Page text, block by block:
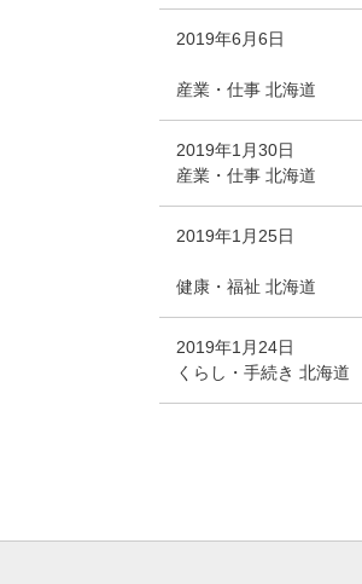
2019年6月6日
産業・仕事 北海道
2019年1月30日
産業・仕事 北海道
2019年1月25日
健康・福祉 北海道
2019年1月24日
くらし・手続き 北海道